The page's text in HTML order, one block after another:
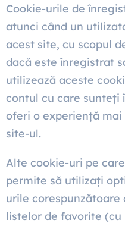
Cookie-urile de
atunci când un
acest site, cu scopul
dacă este înregistrat
utilizează aceste
contul cu care sunteți
oferi o experiență
site-ul.
Alte cookie-uri pe
permite să utilizați
urile
listelor de favorite (cu